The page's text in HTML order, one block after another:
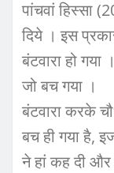
पांचवां हिस्सा
दिये । इस
बंटवारा हो गया
जो बच गया ।
बंटवारा करके
बच ही गया है,
ने हां कह दी और